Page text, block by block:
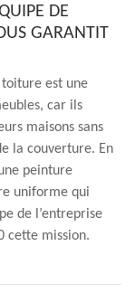
DE
GARANTIT
toiture est une
car ils
maisons sans
la couverture. En
peinture
uniforme qui
de l’entreprise
cette mission.